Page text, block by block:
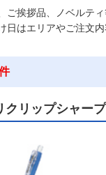
ご挨拶品、ノベルテ
日はエリアやご注文
クリップシャー